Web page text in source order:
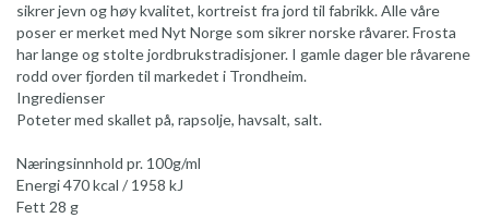
sikrer jevn og høy kvalitet, kortreist fra jord til fabrikk. Alle våre
poser er merket med Nyt Norge som sikrer norske råvarer. Frosta
har lange og stolte jordbrukstradisjoner. I gamle dager ble råvarene
rodd over fjorden til markedet i Trondheim.
Ingredienser
Poteter med skallet på, rapsolje, havsalt, salt.
Næringsinnhold pr. 100g/ml
Energi 470 kcal / 1958 kJ
Fett 28 g